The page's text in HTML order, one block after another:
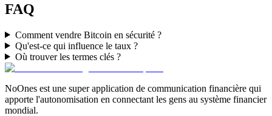
FAQ
Comment vendre Bitcoin en sécurité ?
Qu'est-ce qui influence le taux ?
Où trouver les termes clés ?
NoOnes est une super application de communication financière qui
apporte l'autonomisation en connectant les gens au système financier
mondial.